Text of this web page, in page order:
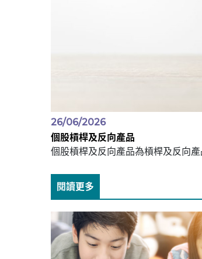
26/06/2026
個股槓桿及反向產品
個股槓桿及反向產品為槓桿及反向
閱讀更多